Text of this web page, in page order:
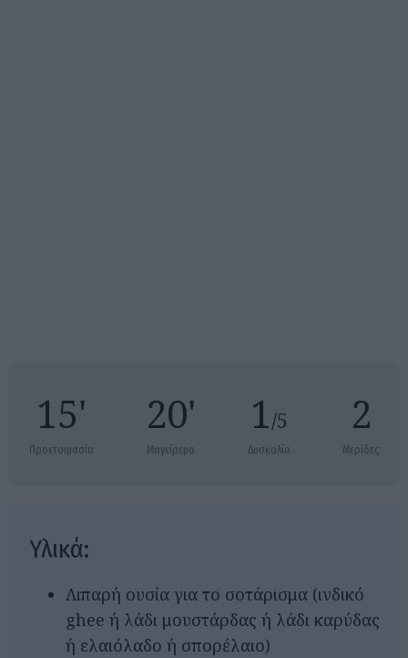
15'
Προετοιμασία
20'
Μαγείρεμα
1/5
Δυσκολία
2
Μερίδες
Υλικά:
Λιπαρή ουσία για το σοτάρισμα (ινδικό
ghee ή λάδι μουστάρδας ή λάδι καρύδας
ή ελαιόλαδο ή σπορέλαιο)